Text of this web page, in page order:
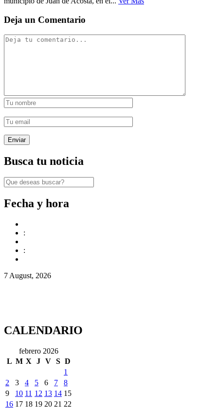
Deja un Comentario
Busca tu noticia
Fecha y hora
:
:
7 August, 2026
CALENDARIO
febrero 2026
L M X J V S D
1
2
3 4 5 6 7
8
9
10 11 12 13 14 15
16 17 18 19 20 21 22